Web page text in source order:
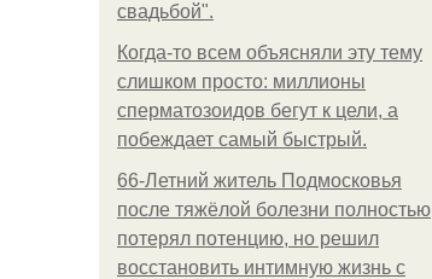
свадьбой".
Когда-то всем объясняли эту тему
слишком просто: миллионы
сперматозоидов бегут к цели, а
побеждает самый быстрый.
66-Летний житель Подмосковья
после тяжёлой болезни полностью
потерял потенцию, но решил
восстановить интимную жизнь с